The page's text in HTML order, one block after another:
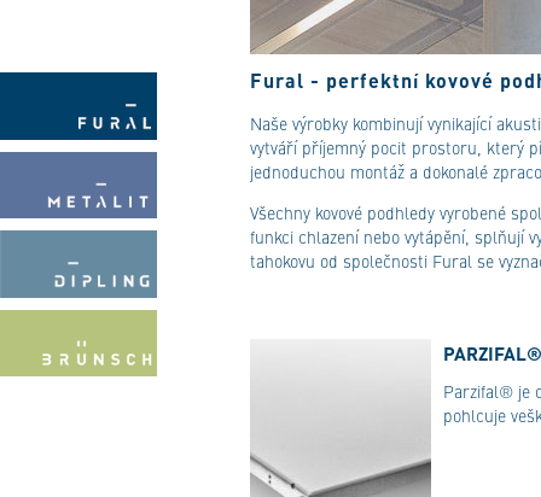
Fural - perfektní kovové
Naše výrobky kombinují vynikající
vytváří příjemný pocit prostoru, který
jednoduchou montáž a dokonalé
Všechny kovové podhledy vyrobené
funkci chlazení nebo vytápění, splňují
tahokovu od společnosti Fural se
Parzifal® je
pohlcuje